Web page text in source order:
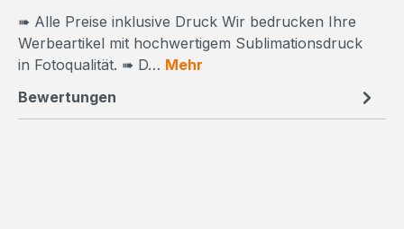
➠ Alle Preise inklusive Druck Wir bedrucken Ihre
Werbeartikel mit hochwertigem Sublimationsdruck
in Fotoqualität. ➠ D… Mehr
Bewertungen